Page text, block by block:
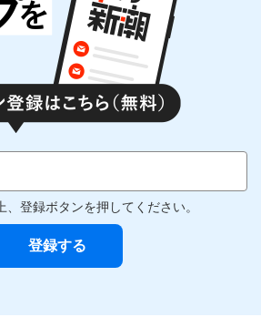
、登録ボタンを押してください。